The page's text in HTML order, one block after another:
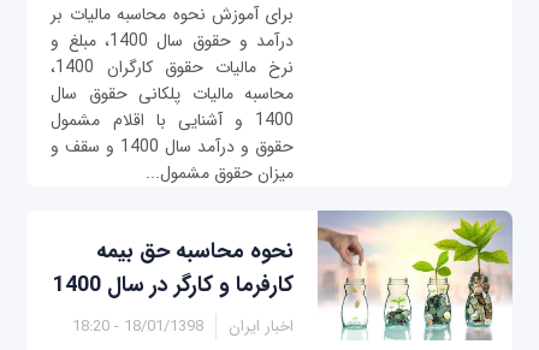
برای آموزش نحوه محاسبه مالیات بر
درآمد و حقوق سال 1400، مبلغ و
نرخ مالیات حقوق کارگران 1400،
محاسبه مالیات پلکانی حقوق سال
1400 و آشنایی با اقلام مشمول
حقوق و درآمد سال 1400 و سقف و
میزان حقوق مشمول...
نحوه محاسبه حق بیمه
کارفرما و کارگر در سال 1400
اخبار ایران 18/01/1398 - 18:20